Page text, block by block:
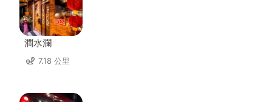
澗水瀾
7.18 公里